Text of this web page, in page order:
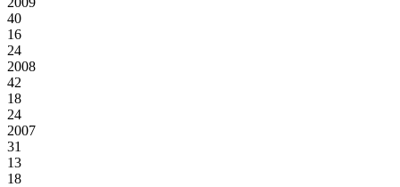
40
16
24
2008
42
18
24
2007
31
13
18